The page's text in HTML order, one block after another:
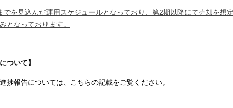
を見込んだ運用スケジュールとなっており、第2期以降にて売却を想
となっております。
ついて】
報告については、こちらの記載をご覧ください。